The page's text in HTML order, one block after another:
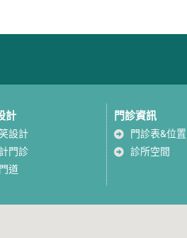
計
設計
門診
道
門診資訊
門診表&位置
診所空間